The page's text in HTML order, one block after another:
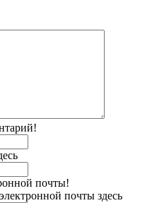
почты!
почты здесь